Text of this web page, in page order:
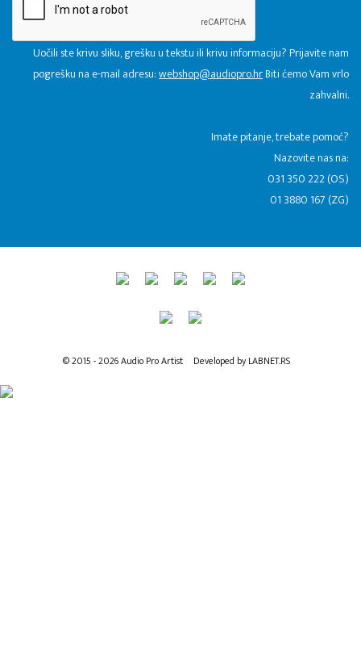
Uočili ste krivu sliku, grešku u tekstu ili krivu informaciju? Prijavite nam
pogrešku na e-mail adresu:webshop@audiopro.hrBiti ćemo Vam vrlo
zahvalni.
​Imate pitanje, trebate pomoć?
Nazovite nas na:
031 350 222 (OS)
01 3880 167 (ZG)
© 2015 - 2026 Audio Pro Artist Developed by LABNET.RS